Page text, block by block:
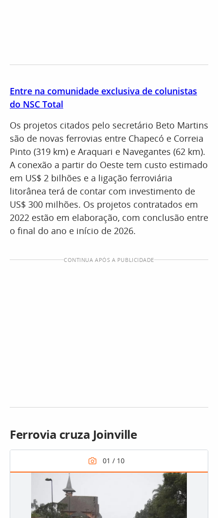
Entre na comunidade exclusiva de colunistas
do NSC Total
Os projetos citados pelo secretário Beto Martins
são de novas ferrovias entre Chapecó e Correia
Pinto (319 km) e Araquari e Navegantes (62 km).
A conexão a partir do Oeste tem custo estimado
em US$ 2 bilhões e a ligação ferroviária
litorânea terá de contar com investimento de
US$ 300 milhões. Os projetos contratados em
2022 estão em elaboração, com conclusão entre
o final do ano e início de 2026.
CONTINUA APÓS A PUBLICIDADE
Ferrovia cruza Joinville